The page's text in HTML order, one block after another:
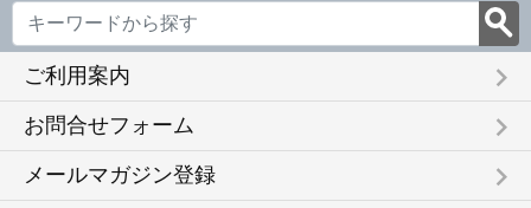
ご利用案内 keyboard_arrow_right
お問合せフォーム keyboard_arrow_right
メールマガジン登録 keyboard_arrow_right